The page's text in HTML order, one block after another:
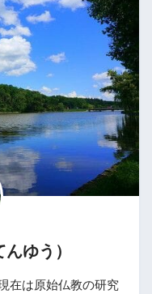
ゆう）
在は原始仏教の研究